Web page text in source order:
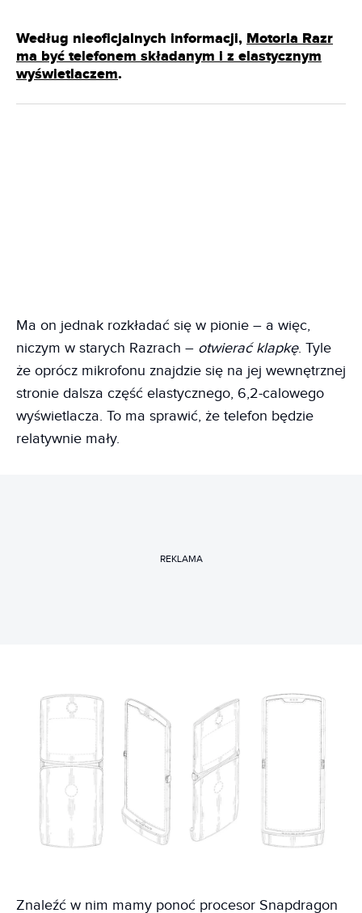
Według nieoficjalnych informacji, Motorla Razr
ma być telefonem składanym i z elastycznym
wyświetlaczem.
Ma on jednak rozkładać się w pionie – a więc,
niczym w starych Razrach – otwierać klapkę. Tyle
że oprócz mikrofonu znajdzie się na jej wewnętrznej
stronie dalsza część elastycznego, 6,2-calowego
wyświetlacza. To ma sprawić, że telefon będzie
relatywnie mały.
REKLAMA
Znaleźć w nim mamy ponoć procesor Snapdragon